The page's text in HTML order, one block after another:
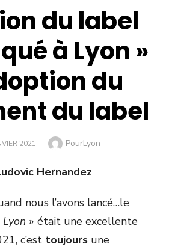
du label
à Lyon »
du
du label
2021 Author
PourLyon
Hernandez
nous l’avons lancé…le
» était une excellente
c’est toujours une